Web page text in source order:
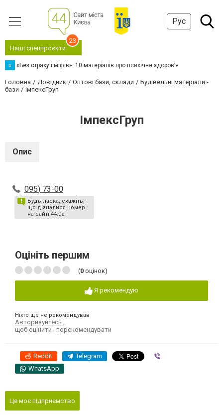
Рус
Наші спецпроєкти
23
« «Без страху і міфів»: 10 матеріалів про психічне здоров’я
Головна Довідник Оптові бази, склади
Будівельні матеріали -
бази
ІмпексГруп
ІмпексГруп
Опис
095) 73-00
Будь ласка, скажіть,
що дізналися номер
на сайті 44.ua
Оцініть першим
(0 оцінок)
Я рекомендую
Ніхто ще не рекомендував
Авторизуйтесь
щоб оцінити і порекомендувати
Reddit Telegram
WhatsApp
Це моє підприємство